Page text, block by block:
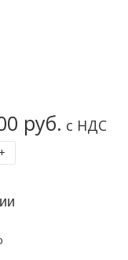
руб. с НДС
+